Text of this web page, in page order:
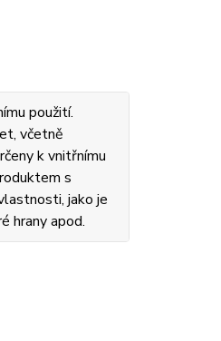
použití.
včetně
k vnitřnímu
s
jako je
hrany apod.